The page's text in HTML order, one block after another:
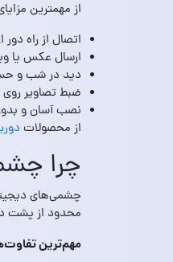
از مهمترین
اتصال از راه
ارسال عکس یا
دید در شب و
ضبط تصاویر روی
نصب آسان و
از محصولات
چرا
چشمی‌های
محدود از پشت
مهم‌ترین